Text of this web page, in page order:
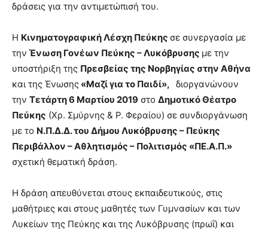
δράσεις για την αντιμετώπισή του.
Η Κινηματογραφική Λέσχη Πεύκης σε συνεργασία με
την Ένωση Γονέων Πεύκης – Λυκόβρυσης με την
υποστήριξη της Πρεσβείας της Νορβηγίας στην Αθήνα
και της Ένωσης «Μαζί για το Παιδί», διοργανώνουν
την Τετάρτη 6 Μαρτίου 2019 στο Δημοτικό Θέατρο
Πεύκης (Χρ. Σμύρνης & Ρ. Φεραίου) σε συνδιοργάνωση
με το Ν.Π.Δ.Δ. του Δήμου Λυκόβρυσης – Πεύκης
Περιβάλλον – Αθλητισμός – Πολιτισμός «ΠΕ.Α.Π.»
σχετική θεματική δράση.
Η δράση απευθύνεται στους εκπαιδευτικούς, στις
μαθήτριες και στους μαθητές των Γυμνασίων και των
Λυκείων της Πεύκης και της Λυκόβρυσης (πρωΐ) και